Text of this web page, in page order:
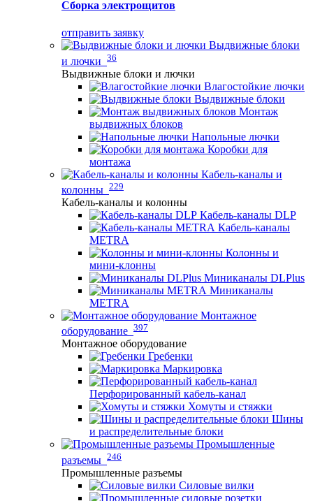
Сборка электрощитов
отправить заявку
Выдвижные блоки
и лючки 36
Выдвижные блоки и лючки
Влагостойкие лючки
Выдвижные блоки
Монтаж
выдвижных блоков
Напольные лючки
Коробки для
монтажа
Кабель-каналы и
колонны 229
Кабель-каналы и колонны
Кабель-каналы DLP
Кабель-каналы
METRA
Колонны и
мини-клонны
Миниканалы DLPlus
Миниканалы
METRA
Монтажное
оборудование 397
Монтажное оборудование
Гребенки
Маркировка
Перфорированный кабель-канал
Хомуты и стяжки
Шины
и распределительные блоки
Промышленные
разъемы 246
Промышленные разъемы
Силовые вилки